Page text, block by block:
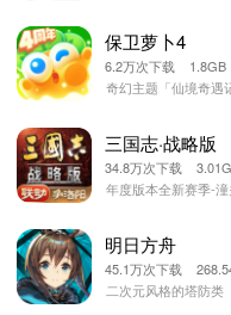
保卫萝卜4
6.2万次下载 1.8GB
奇幻主题「仙境奇遇
三国志·战略版
34.8万次下载
年度版本全新赛季-
明日方舟
45.1万次下载
二次元风格的塔防类